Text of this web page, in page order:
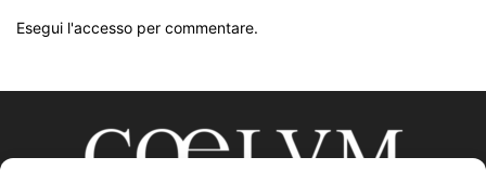
Esegui l'accesso per commentare.